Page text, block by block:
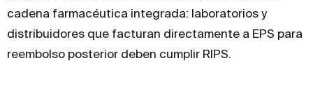
cadena farmacéutica integrada: laboratorios y
distribuidores que facturan directamente a EPS para
reembolso posterior deben cumplir RIPS.